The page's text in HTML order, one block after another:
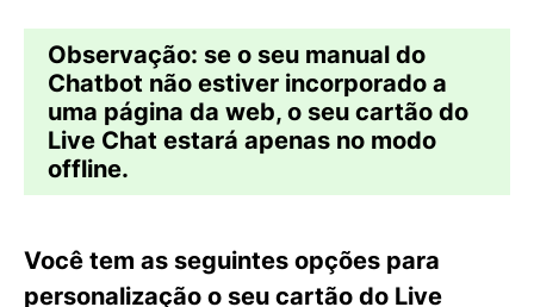
Observação: se o seu manual do
Chatbot não estiver incorporado a
uma página da web, o seu cartão do
Live Chat estará apenas no modo
offline.
Você tem as seguintes opções para
personalização o seu cartão do Live